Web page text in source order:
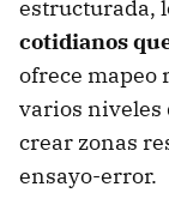
estructurada,
cotidianos
ofrece mapeo
varios niveles
crear zonas
ensayo-error.